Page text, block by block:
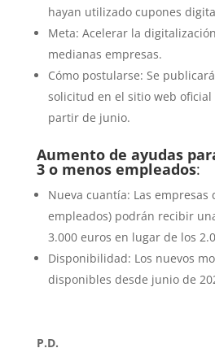
hayan utilizado cupones
Meta: Acelerar la
medianas empresas.
Cómo postularse: Se
solicitud en el sitio web
partir de junio.
Aumento de ayudas
3 o menos empleados:
Nueva cuantía: Las empresas
empleados) podrán recibir
3.000 euros en lugar de los
Disponibilidad: Los nuevos
disponibles desde junio de
P.D.